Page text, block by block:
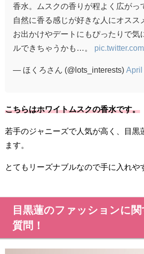
香水。ムスクの香りが程よく広がっ
自然に香る感じが好きな人にオスス
お出かけやデートにもぴったりで気
ルできちゃうかも…。
— ほくろさん (@lots_interests) April
こちらはホワイトムスクの香水です。
若手のジャニーズで人気が高く、目黒
ます。
とてもリーズナブルなので手に入れや
目黒蓮のファッションに
質問！